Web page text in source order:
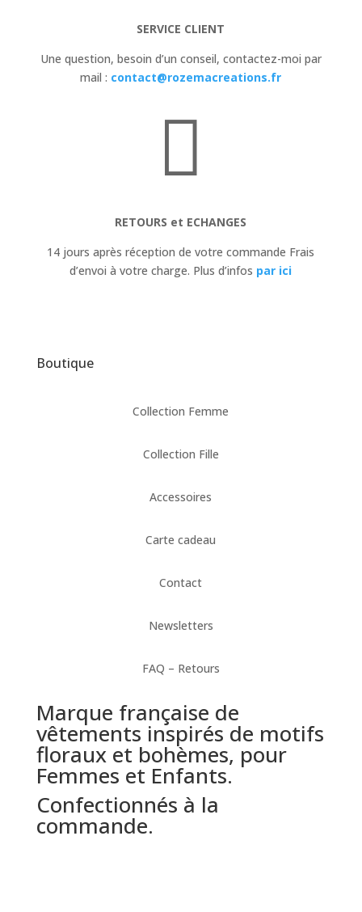
SERVICE CLIENT
Une question, besoin d’un conseil, contactez-moi par
mail : contact@rozemacreations.fr

RETOURS et ECHANGES
14 jours après réception de votre commande Frais
d’envoi à votre charge. Plus d’infos par ici
Boutique
Collection Femme
Collection Fille
Accessoires
Carte cadeau
Contact
Newsletters
FAQ – Retours
Marque française de
vêtements inspirés de motifs
floraux et bohèmes, pour
Femmes et Enfants.
Confectionnés à la
commande.